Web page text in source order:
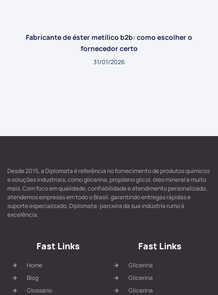
Fabricante de éster metílico b2b: como escolher o
fornecedor certo
31/01/2026
Desde 2015, a Diplomata é referência no fornecimento de produtos químicos
e soluções industriais, como glicerina, propileno glicol, óleo mineral e muito
mais. Com foco em qualidade, confiabilidade e atendimento personalizado,
atendemos empresas em todo o Brasil, garantindo entregas rápidas e
suporte especializado. Diplomata: parceira da sua indústria rumo à
excelência.
Fast Links
Home
Blog
Glossário
Fast Links
Glicerina
Glicerina
Glicerina